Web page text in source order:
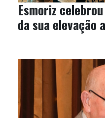
Esmoriz
da sua elevação